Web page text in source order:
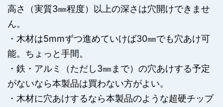
高さ（実質3㎜程度）以上の深さは穴開けできませ
ん。
・木材は5mmずつ進めていけば30㎜でも穴あけ可
能。ちょっと手間。
・鉄・アルミ（ただし3㎜まで）の穴あけする予定
がないなら本製品は買わない方がよい。
・木材に穴あけするなら本製品のような超硬チップ